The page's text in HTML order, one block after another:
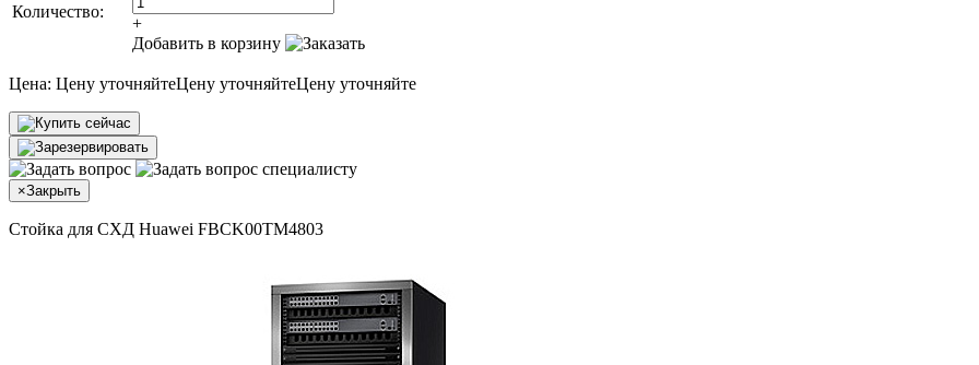
Количество:
+
Добавить в корзину
Цена: Цену уточняйтеЦену уточняйтеЦену уточняйте
×Закрыть
Стойка для СХД Huawei FBCK00TM4803